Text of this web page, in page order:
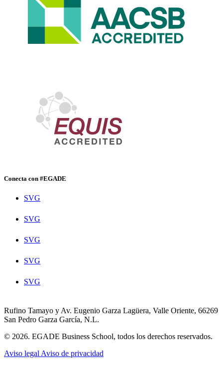
Conecta con #EGADE
SVG
SVG
SVG
SVG
SVG
Rufino Tamayo y Av. Eugenio Garza Lagüera, Valle Oriente, 66269
San Pedro Garza García, N.L.
© 2026. EGADE Business School, todos los derechos reservados.
Aviso legal Aviso de privacidad